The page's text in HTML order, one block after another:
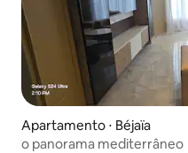
Apartamento ⋅ Béjaïa
o panorama mediterrâneo